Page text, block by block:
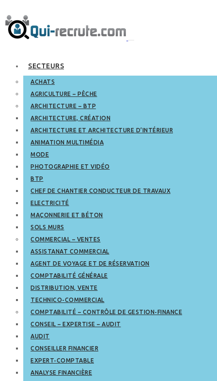
SECTEURS
ACHATS
AGRICULTURE – PÊCHE
ARCHITECTURE – BTP
ARCHITECTURE, CRÉATION
ARCHITECTURE ET ARCHITECTURE D’INTÉRIEUR
ANIMATION MULTIMÉDIA
MODE
PHOTOGRAPHIE ET VIDÉO
BTP
CHEF DE CHANTIER CONDUCTEUR DE TRAVAUX
ELECTRICITÉ
MAÇONNERIE ET BÉTON
SOLS MURS
COMMERCIAL – VENTES
ASSISTANAT COMMERCIAL
AGENT DE VOYAGE ET DE RÉSERVATION
COMPTABILITÉ GÉNÉRALE
DISTRIBUTION, VENTE
TECHNICO-COMMERCIAL
COMPTABILITÉ – CONTRÔLE DE GESTION-FINANCE
CONSEIL – EXPERTISE – AUDIT
AUDIT
CONSEILLER FINANCIER
EXPERT-COMPTABLE
ANALYSE FINANCIÈRE